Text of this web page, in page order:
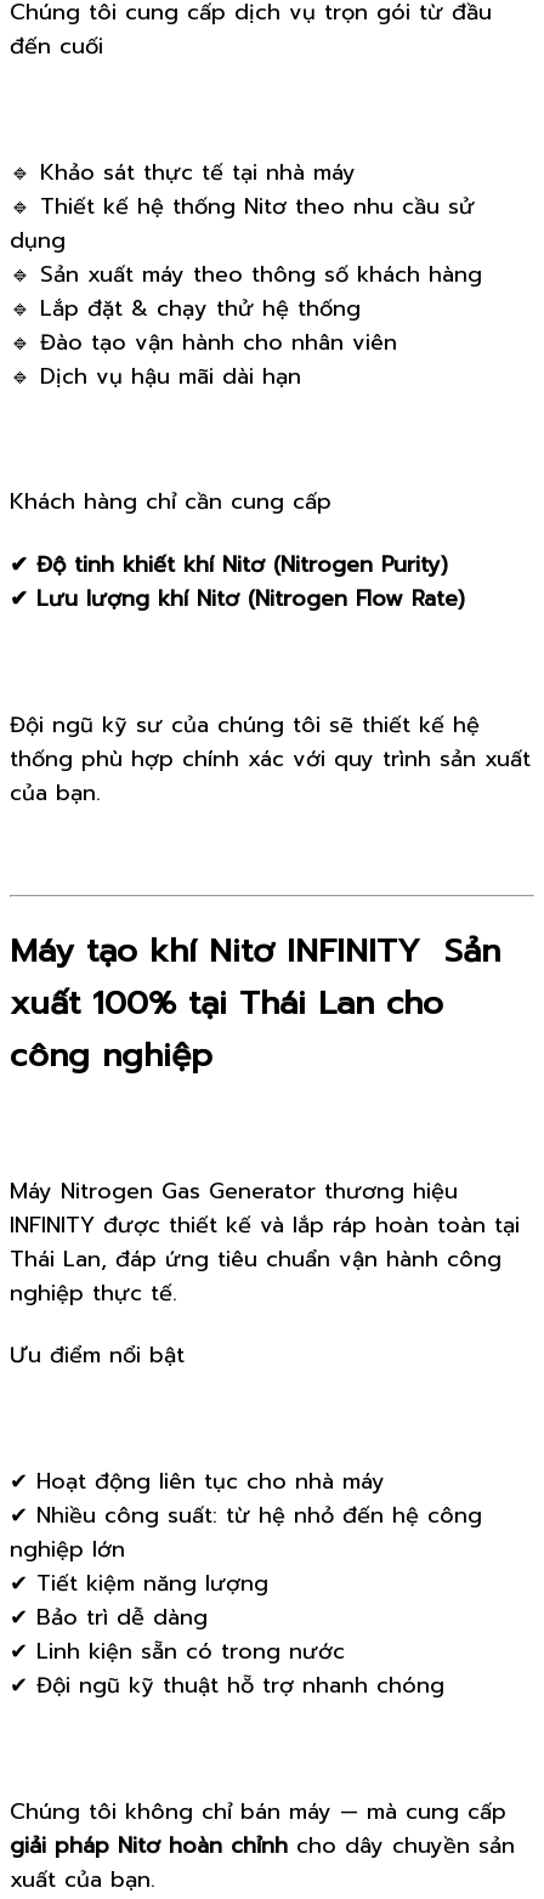
Chúng tôi cung cấp dịch vụ trọn gói từ đầu
đến cuối
🔹 Khảo sát thực tế tại nhà máy
🔹 Thiết kế hệ thống Nitơ theo nhu cầu sử
dụng
🔹 Sản xuất máy theo thông số khách hàng
🔹 Lắp đặt & chạy thử hệ thống
🔹 Đào tạo vận hành cho nhân viên
🔹 Dịch vụ hậu mãi dài hạn
Khách hàng chỉ cần cung cấp
✔ Độ tinh khiết khí Nitơ (Nitrogen Purity)
✔ Lưu lượng khí Nitơ (Nitrogen Flow Rate)
Đội ngũ kỹ sư của chúng tôi sẽ thiết kế hệ
thống phù hợp chính xác với quy trình sản xuất
của bạn.
Máy tạo khí Nitơ INFINITY Sản
xuất 100% tại Thái Lan cho
công nghiệp
Máy Nitrogen Gas Generator thương hiệu
INFINITY được thiết kế và lắp ráp hoàn toàn tại
Thái Lan, đáp ứng tiêu chuẩn vận hành công
nghiệp thực tế.
Ưu điểm nổi bật
✔ Hoạt động liên tục cho nhà máy
✔ Nhiều công suất: từ hệ nhỏ đến hệ công
nghiệp lớn
✔ Tiết kiệm năng lượng
✔ Bảo trì dễ dàng
✔ Linh kiện sẵn có trong nước
✔ Đội ngũ kỹ thuật hỗ trợ nhanh chóng
Chúng tôi không chỉ bán máy — mà cung cấp
giải pháp Nitơ hoàn chỉnh cho dây chuyền sản
xuất của bạn.